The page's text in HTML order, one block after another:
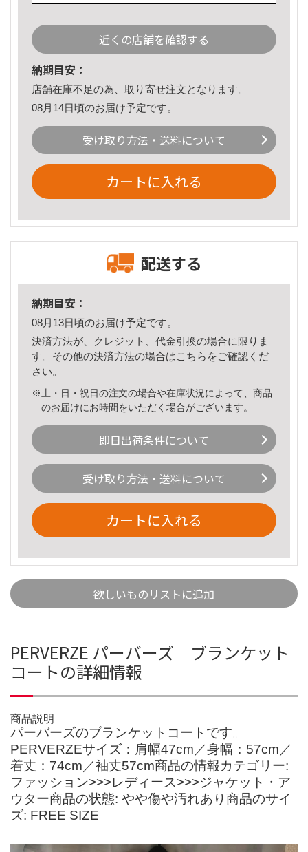
近くの店舗を確認する
納期目安：
店舗在庫不足の為、取り寄せ注文となります。
08月14日頃のお届け予定です。
受け取り方法・送料について
カートに入れる
配送する
納期目安：
08月13日頃のお届け予定です。
決済方法が、クレジット、代金引換の場合に限りま
す。その他の決済方法の場合はこちら をご確認くだ
さい。
※土・日・祝日の注文の場合や在庫状況によって、商品
のお届けにお時間をいただく場合がございます。
即日出荷条件について
受け取り方法・送料について
カートに入れる
欲しいものリストに追加
PERVERZE パーバーズ ブランケット
コートの詳細情報
商品説明
パーバーズのブランケットコートです。
PERVERZEサイズ：肩幅47cm／身幅：57cm／
着丈：74cm／袖丈57cm商品の情報カテゴリー:
ファッション>>>レディース>>>ジャケット・ア
ウター商品の状態: やや傷や汚れあり商品のサイ
ズ: FREE SIZE